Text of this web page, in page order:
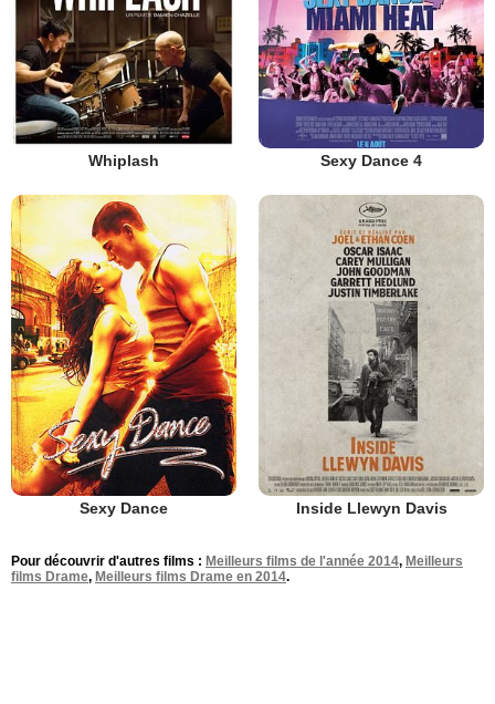
Whiplash Sexy Dance 4
Sexy Dance Inside Llewyn Davis
Pour découvrir d'autres films : Meilleurs films de l'année 2014, Meilleurs
films Drame, Meilleurs films Drame en 2014.